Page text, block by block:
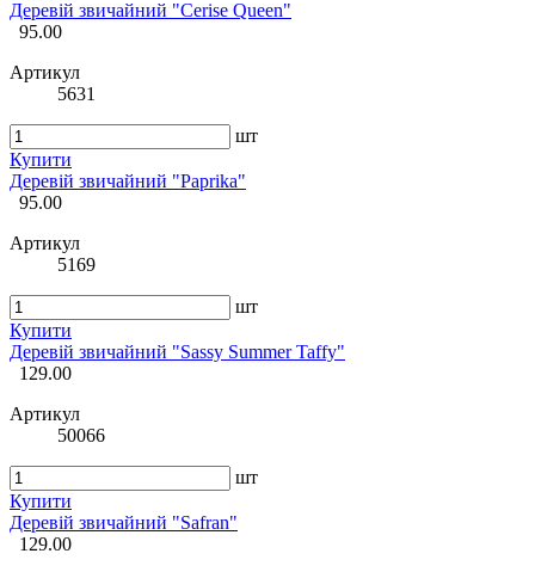
Деревій звичайний "Cerise Queen"
95.00
Артикул
5631
шт
Купити
Деревій звичайний "Paprika"
95.00
Артикул
5169
шт
Купити
Деревій звичайний "Sassy Summer Taffy"
129.00
Артикул
50066
шт
Купити
Деревій звичайний "Safran"
129.00